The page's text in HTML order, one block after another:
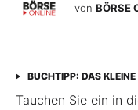
von BÖRSE
BUCHTIPP: DAS
Tauchen Sie ein in